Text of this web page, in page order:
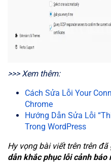
>>> Xem thêm:
Cách Sửa Lỗi Your
Chrome
Hướng Dẫn Sửa Lỗi
Trong WordPress
Hy vọng bài viết trên trên
dẫn khắc phục lỗi cảnh